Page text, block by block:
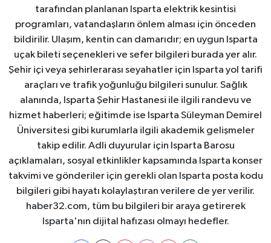
tarafından planlanan Isparta elektrik kesintisi
programları, vatandaşların önlem alması için önceden
bildirilir. Ulaşım, kentin can damarıdır; en uygun Isparta
uçak bileti seçenekleri ve sefer bilgileri burada yer alır.
Şehir içi veya şehirlerarası seyahatler için Isparta yol tarifi
araçları ve trafik yoğunluğu bilgileri sunulur. Sağlık
alanında, Isparta Şehir Hastanesi ile ilgili randevu ve
hizmet haberleri; eğitimde ise Isparta Süleyman Demirel
Üniversitesi gibi kurumlarla ilgili akademik gelişmeler
takip edilir. Adli duyurular için Isparta Barosu
açıklamaları, sosyal etkinlikler kapsamında Isparta konser
takvimi ve gönderiler için gerekli olan Isparta posta kodu
bilgileri gibi hayatı kolaylaştıran verilere de yer verilir.
haber32.com, tüm bu bilgileri bir araya getirerek
Isparta'nın dijital hafızası olmayı hedefler.